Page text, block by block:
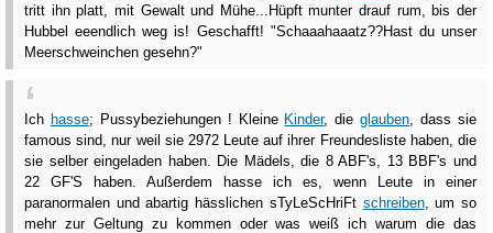
tritt ihn platt, mit Gewalt und Mühe...Hüpft munter drauf rum, bis der
Hubbel eeendlich weg is! Geschafft! "Schaaahaaatz??Hast du unser
Meerschweinchen gesehn?"
Ich hasse; Pussybeziehungen ! Kleine Kinder, dieglauben , dass sie
famous sind, nur weil sie 2972 Leute auf ihrer Freundesliste haben, die
sie selber eingeladen haben. Die Mädels, die 8 ABF's, 13 BBF's und
22 GF'S haben. Außerdem hasse ich es, wenn Leute in einer
paranormalen und abartig hässlichen sTyLeScHriFt schreiben, um so
mehr zur Geltung zu kommen oder was weiß ich warum die das